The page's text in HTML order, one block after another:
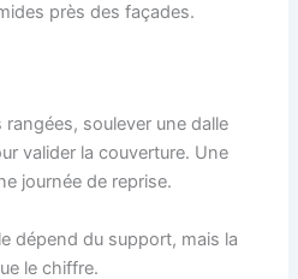
près des façades.
rangées, soulever une dalle
valider la couverture. Une
journée de reprise.
dépend du support, mais la
le chiffre.